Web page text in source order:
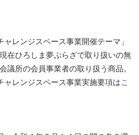
レンジスペース事業開催テーマ」
在ひろしま夢ぷらざで取り扱いの無
議所の会員事業者の取り扱う商品。
レンジスペース事業実施要項はこ